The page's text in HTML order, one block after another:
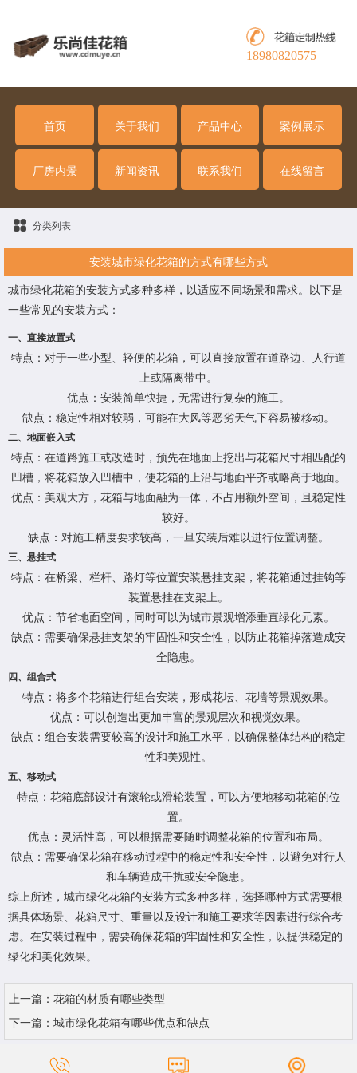
18980820575
首页 关于我们 产品中心 案例展示
厂房内景 新闻资讯 联系我们 在线留言
分类列表
安装城市绿化花箱的方式有哪些方式
城市绿化花箱的安装方式多种多样，以适应不同场景和需求。以下是
一些常见的安装方式：
一、直接放置式
特点：对于一些小型、轻便的花箱，可以直接放置在道路边、人行道
上或隔离带中。
优点：安装简单快捷，无需进行复杂的施工。
缺点：稳定性相对较弱，可能在大风等恶劣天气下容易被移动。
二、地面嵌入式
特点：在道路施工或改造时，预先在地面上挖出与花箱尺寸相匹配的
凹槽，将花箱放入凹槽中，使花箱的上沿与地面平齐或略高于地面。
优点：美观大方，花箱与地面融为一体，不占用额外空间，且稳定性
较好。
缺点：对施工精度要求较高，一旦安装后难以进行位置调整。
三、悬挂式
特点：在桥梁、栏杆、路灯等位置安装悬挂支架，将花箱通过挂钩等
装置悬挂在支架上。
优点：节省地面空间，同时可以为城市景观增添垂直绿化元素。
缺点：需要确保悬挂支架的牢固性和安全性，以防止花箱掉落造成安
全隐患。
四、组合式
特点：将多个花箱进行组合安装，形成花坛、花墙等景观效果。
优点：可以创造出更加丰富的景观层次和视觉效果。
缺点：组合安装需要较高的设计和施工水平，以确保整体结构的稳定
性和美观性。
五、移动式
特点：花箱底部设计有滚轮或滑轮装置，可以方便地移动花箱的位
置。
优点：灵活性高，可以根据需要随时调整花箱的位置和布局。
缺点：需要确保花箱在移动过程中的稳定性和安全性，以避免对行人
和车辆造成干扰或安全隐患。
综上所述，城市绿化花箱的安装方式多种多样，选择哪种方式需要根
据具体场景、花箱尺寸、重量以及设计和施工要求等因素进行综合考
虑。在安装过程中，需要确保花箱的牢固性和安全性，以提供稳定的
绿化和美化效果。
上一篇： 花箱的材质有哪些类型
下一篇： 城市绿化花箱有哪些优点和缺点